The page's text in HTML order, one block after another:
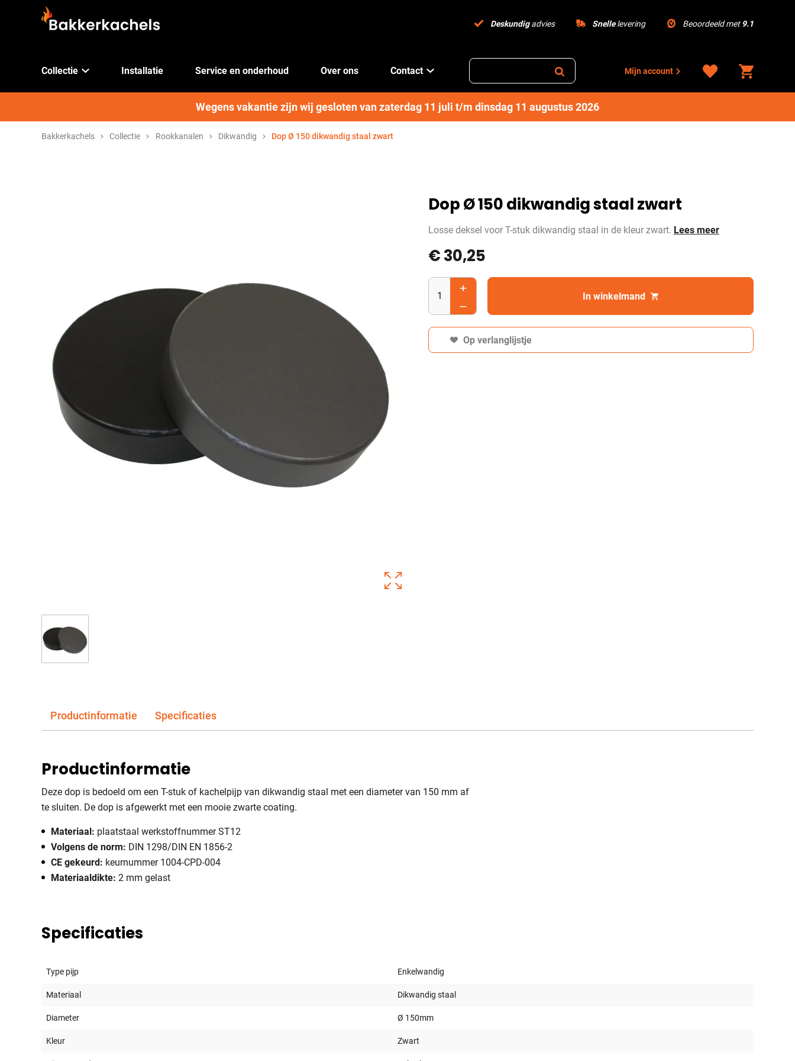
Deskundigadvies Snellelevering Beoordeeld met 9.1
Collectie Installatie Service en onderhoud Over ons Contact Mijn account
Wegens vakantie zijn wij gesloten van zaterdag 11 juli t/m dinsdag 11 augustus 2026
Bakkerkachels Collectie Rookkanalen Dikwandig Dop Ø 150 dikwandig staal zwart
Dop Ø 150 dikwandig staal zwart
Losse deksel voor T-stuk dikwandig staal in de kleur zwart. Lees meer
€30,25
In winkelmand
Op verlanglijstje
Productinformatie Specificaties
Productinformatie
Deze dop is bedoeld om een T-stuk of kachelpijp van dikwandig staal met een diameter van 150 mm af
te sluiten. De dop is afgewerkt met een mooie zwarte coating.
Materiaal: plaatstaal werkstoffnummer ST12
Volgens de norm: DIN 1298/DIN EN 1856-2
CE gekeurd: keurnummer 1004-CPD-004
Materiaaldikte: 2 mm gelast
Specificaties
Type pijp Enkelwandig
Materiaal Dikwandig staal
Diameter Ø 150mm
Kleur Zwart